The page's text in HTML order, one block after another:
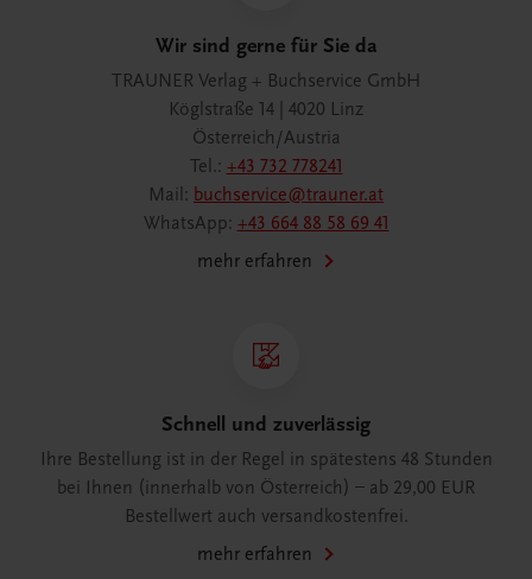
Wir sind gerne für Sie da
TRAUNER Verlag + Buchservice GmbH
Köglstraße 14 | 4020 Linz
Österreich/Austria
Tel.: +43 732 778241
Mail: buchservice@trauner.at
WhatsApp: +43 664 88 58 69 41
mehr erfahren
Schnell und zuverlässig
Ihre Bestellung ist in der Regel in spätestens 48 Stunden
bei Ihnen (innerhalb von Österreich) – ab 29,00 EUR
Bestellwert auch versandkostenfrei.
mehr erfahren